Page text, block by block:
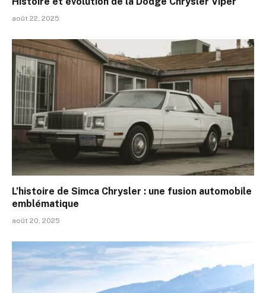
août 22, 2025
L’histoire de Simca Chrysler : une fusion automobile
emblématique
août 20, 2025